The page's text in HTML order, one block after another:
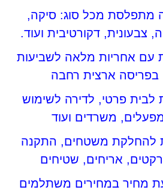
מתפלסת מכל סוג: סיקה,
צבעונית, דקורטיבית ועוד.
עם אחריות מלאה לשביעות
בפריסה ארצית רחבה
פרטי, לדירה לשימוש
משרדים ועוד
להחלקת משטחים, התקנה
אריחים, שטיחים
מחיר במחירים משתלמים